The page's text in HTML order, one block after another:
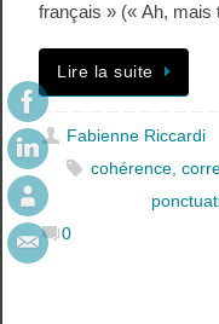
français » (« Ah, mais
Lire la suite
Fabienne Riccardi
cohérence,
0